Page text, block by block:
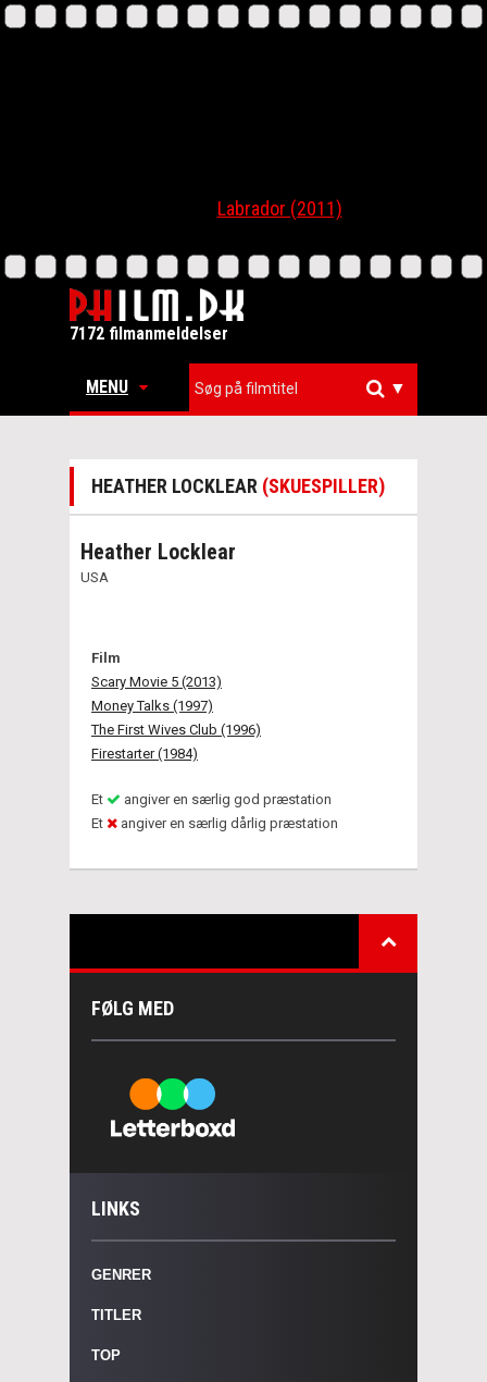
Labrador (2011)
7172 filmanmeldelser
MENU ▼
HEATHER LOCKLEAR (SKUESPILLER)
Heather Locklear
USA
Film
Scary Movie 5 (2013)
Money Talks (1997)
The First Wives Club (1996)
Firestarter (1984)
Et
angiver en særlig god præstation
Et
angiver en særlig dårlig præstation
FØLG MED
LINKS
GENRER
TITLER
TOP